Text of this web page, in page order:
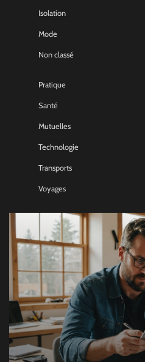
Isolation
Mode
Non classé
Pratique
Santé
Mutuelles
Technologie
Transports
Voyages